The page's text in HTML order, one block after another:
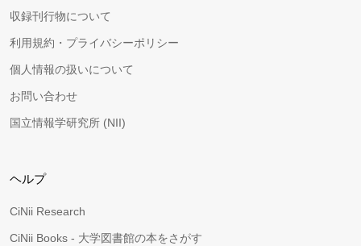
収録刊行物について
利用規約・プライバシーポリシー
個人情報の扱いについて
お問い合わせ
国立情報学研究所 (NII)
ヘルプ
CiNii Research
CiNii Books - 大学図書館の本をさがす